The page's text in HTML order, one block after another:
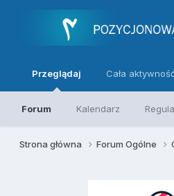
Przeglądaj
Forum Kalendarz
Cała
Strona główna Forum Ogólne